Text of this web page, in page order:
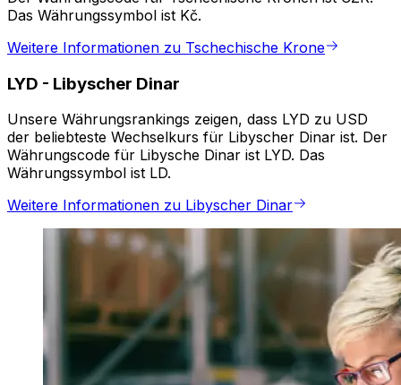
Das Währungssymbol ist Kč.
Weitere Informationen zu Tschechische Krone
LYD - Libyscher Dinar
Unsere Währungsrankings zeigen, dass LYD zu USD
der beliebteste Wechselkurs für Libyscher Dinar ist. Der
Währungscode für Libysche Dinar ist LYD. Das
Währungssymbol ist LD.
Weitere Informationen zu Libyscher Dinar